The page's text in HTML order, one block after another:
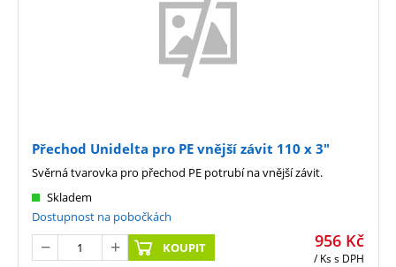
Přechod Unidelta pro PE vnější závit 110 x 3"
956 Kč
/ Kss DPH
Skladem
Dostupnost na pobočkách
KOUPIT
Svěrná tvarovka pro přechod PE potrubí na vnější závit.